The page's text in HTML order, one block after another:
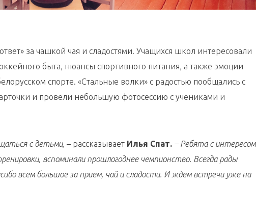
за чашкой чая и сладостями. Учащихся школ интересовали
быта, нюансы спортивного питания, а также эмоции
спорте. «Стальные волки» с радостью пообщались с
и провели небольшую фотосессию с учениками и
с детьми, – рассказывает Илья Спат. – Ребята с интересом
вспоминали прошлогоднее чемпионство. Всегда рады
всем большое за прием, чай и сладости. И ждем встречи уже на